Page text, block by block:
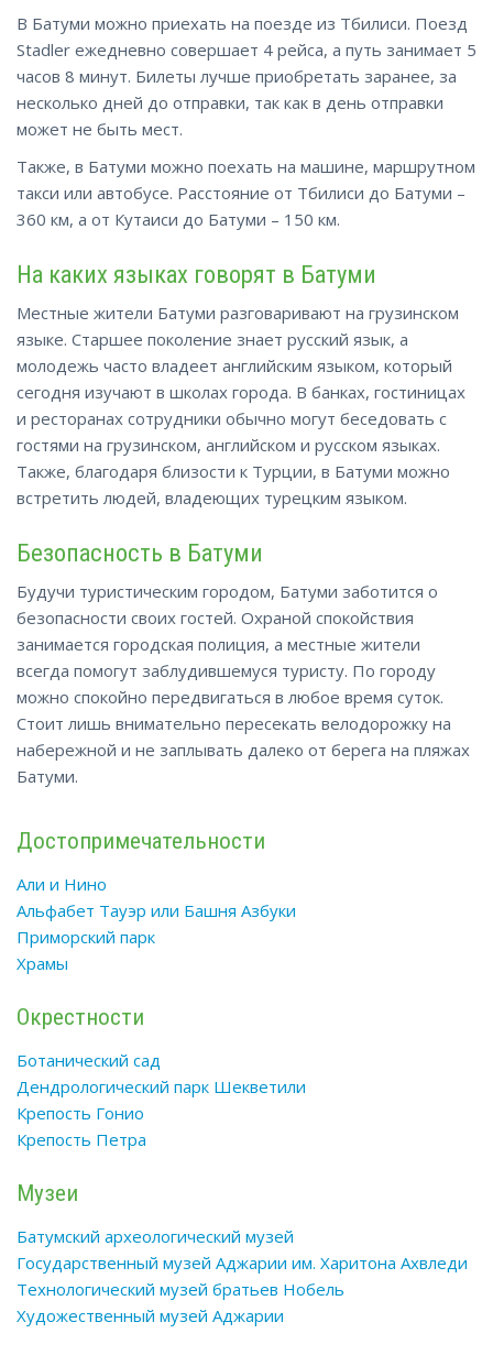
В Батуми можно приехать на поезде из Тбилиси. Поезд
Stadler ежедневно совершает 4 рейса, а путь занимает 5
часов 8 минут. Билеты лучше приобретать заранее, за
несколько дней до отправки, так как в день отправки
может не быть мест.
Также, в Батуми можно поехать на машине, маршрутном
такси или автобусе. Расстояние от Тбилиси до Батуми –
360 км, а от Кутаиси до Батуми – 150 км.
На каких языках говорят в Батуми
Местные жители Батуми разговаривают на грузинском
языке. Старшее поколение знает русский язык, а
молодежь часто владеет английским языком, который
сегодня изучают в школах города. В банках, гостиницах
и ресторанах сотрудники обычно могут беседовать с
гостями на грузинском, английском и русском языках.
Также, благодаря близости к Турции, в Батуми можно
встретить людей, владеющих турецким языком.
Безопасность в Батуми
Будучи туристическим городом, Батуми заботится о
безопасности своих гостей. Охраной спокойствия
занимается городская полиция, а местные жители
всегда помогут заблудившемуся туристу. По городу
можно спокойно передвигаться в любое время суток.
Стоит лишь внимательно пересекать велодорожку на
набережной и не заплывать далеко от берега на пляжах
Батуми.
Достопримечательности
Али и Нино
Альфабет Тауэр или Башня Азбуки
Приморский парк
Храмы
Окрестности
Ботанический сад
Дендрологический парк Шекветили
Крепость Гонио
Крепость Петра
Музеи
Батумский археологический музей
Государственный музей Аджарии им. Харитона Ахвледи
Технологический музей братьев Нобель
Художественный музей Аджарии